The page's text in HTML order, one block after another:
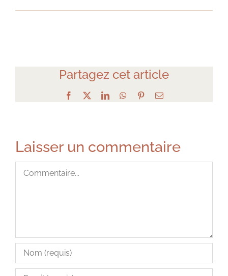
Partagez cet article
Facebook LinkedInWhatsApp
PinterestEmail
Laisser un commentaire